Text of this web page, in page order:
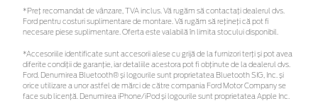
*Preţ recomandat de vânzare, TVA inclus. Vă rugăm să contactaţi dealerul dvs.
Ford pentru costuri suplimentare de montare. Vă rugăm să rețineți că pot fi
necesare piese suplimentare. Oferta este valabilă în limita stocului disponibil.
*Accesoriile identificate sunt accesorii alese cu grijă de la furnizori terți și pot avea
diferite condiții de garanție, iar detaliile acestora pot fi obținute de la dealerul dvs.
Ford. Denumirea Bluetooth® și logourile sunt proprietatea Bluetooth SIG, Inc. și
orice utilizare a unor astfel de mărci de către compania Ford Motor Company se
face sub licență. Denumirea iPhone/iPod și logourile sunt proprietatea Apple Inc.